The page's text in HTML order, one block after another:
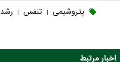
پتروشیمی | تنفس | رشد
اخبار مرتبط